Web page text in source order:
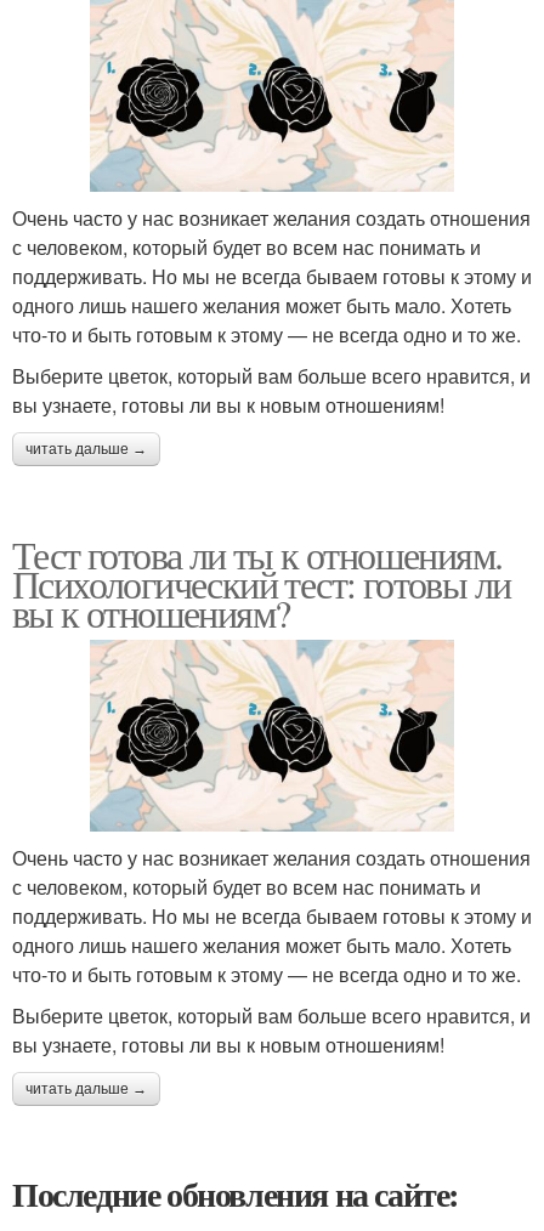
Очень часто у нас возникает желания создать отношения
с человеком, который будет во всем нас понимать и
поддерживать. Но мы не всегда бываем готовы к этому и
одного лишь нашего желания может быть мало. Хотеть
что-то и быть готовым к этому — не всегда одно и то же.
Выберите цветок, который вам больше всего нравится, и
вы узнаете, готовы ли вы к новым отношениям!
читать дальше →
Тест готова ли ты к отношениям.
Психологический тест: готовы ли
вы к отношениям?
Очень часто у нас возникает желания создать отношения
с человеком, который будет во всем нас понимать и
поддерживать. Но мы не всегда бываем готовы к этому и
одного лишь нашего желания может быть мало. Хотеть
что-то и быть готовым к этому — не всегда одно и то же.
Выберите цветок, который вам больше всего нравится, и
вы узнаете, готовы ли вы к новым отношениям!
читать дальше →
Последние обновления на сайте: